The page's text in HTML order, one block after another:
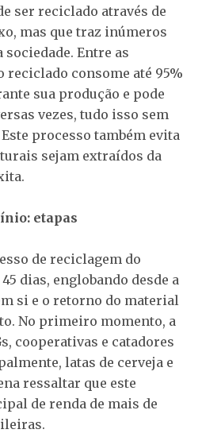
ser reciclado através de
mas que traz inúmeros
Entre as
reciclado consome até 95%
sua produção e pode
vezes, tudo isso sem
processo também evita
sejam extraídos da
etapas
de reciclagem do
dias, englobando desde a
si e o retorno do material
No primeiro momento, a
cooperativas e catadores
latas de cerveja e
ressaltar que este
de renda de mais de